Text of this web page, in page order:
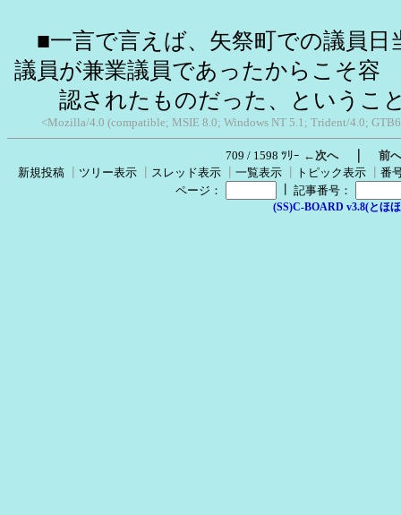
■一言で言えば、矢祭町での議員日
議員が兼業議員であったからこそ容
認されたものだった、というこ
<Mozilla/4.0 (compatible; MSIE 8.0; Windows NT 5.1; Trident/4.0;
709 / 1598 ﾂﾘｰ ←次へ｜ 前
新規投稿
ツリー表示 スレッド表示 一覧表示 トピック表示
番
ページ：
記事番号：
(SS)C-BOARD v3.8(とほ